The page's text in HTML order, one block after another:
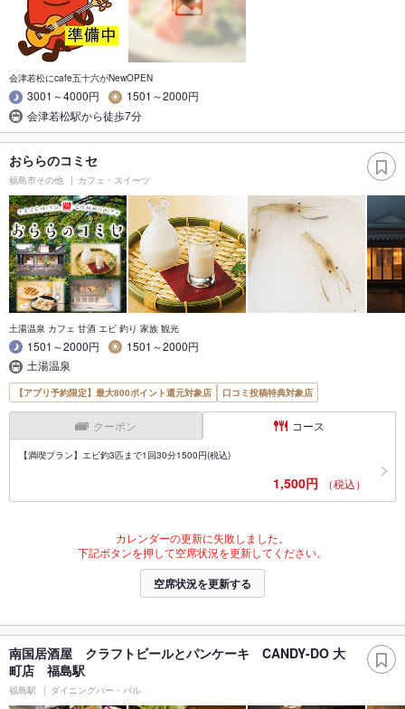
会津若松にcafe五十六がNewOPEN
3001～4000円
1501～2000円
会津若松駅から徒歩7分
おららのコミセ
福島市その他 カフェ・スイーツ
土湯温泉 カフェ 甘酒 エビ 釣り 家族 観光
1501～2000円
1501～2000円
土湯温泉
【アプリ予約限定】最大800ポイント還元対象店 口コミ投稿特典対象店
クーポン コース
【満喫プラン】エビ釣3匹まで1回30分1500円(税込)
1,500円 （税込）
カレンダーの更新に失敗しました。
下記ボタンを押して空席状況を更新してください。
空席状況を更新する
南国居酒屋 クラフトビールとパンケーキ CANDY‐DO 大
町店 福島駅
福島駅 ダイニングバー・バル